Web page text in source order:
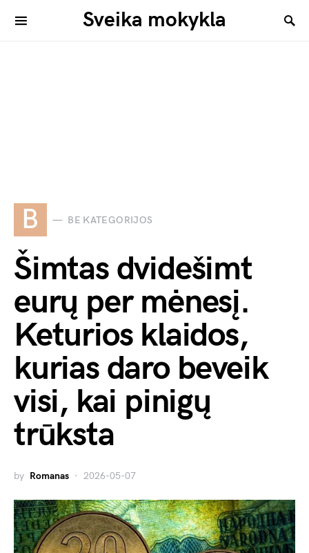
Sveika mokykla
B BE KATEGORIJOS
Šimtas dvidešimt
eurų per mėnesį.
Keturios klaidos,
kurias daro beveik
visi, kai pinigų
trūksta
by Romanas 2026-05-07